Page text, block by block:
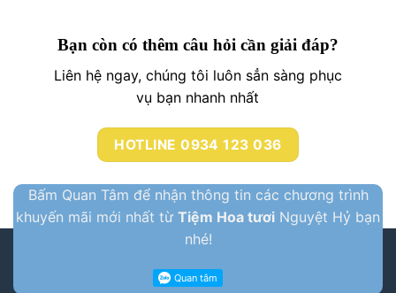
Bạn còn có thêm câu hỏi cần giải đáp?
Liên hệ ngay, chúng tôi luôn sẳn sàng phục
vụ bạn nhanh nhất
HOTLINE 0934 123 036
Bấm Quan Tâm để nhận thông tin các chương trình
khuyến mãi mới nhất từ Tiệm Hoa tươi Nguyệt Hỷ bạn
nhé!